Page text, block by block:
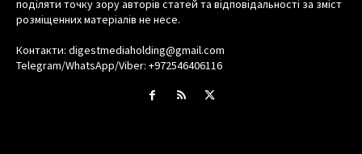
поділяти точку зору авторів статей та відповідальності за зміст
розміщенних матеріалів не несе.
Контакти: digestmediaholding@gmail.com
Telegram/WhatsApp/Viber: +972546406116